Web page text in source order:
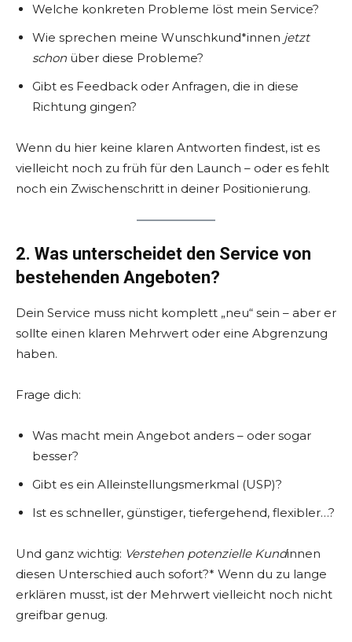
Welche konkreten Probleme löst mein Service?
Wie sprechen meine Wunschkund*innen jetzt
schon über diese Probleme?
Gibt es Feedback oder Anfragen, die in diese
Richtung gingen?
Wenn du hier keine klaren Antworten findest, ist es
vielleicht noch zu früh für den Launch – oder es fehlt
noch ein Zwischenschritt in deiner Positionierung.
2. Was unterscheidet den Service von
bestehenden Angeboten?
Dein Service muss nicht komplett „neu“ sein – aber er
sollte einen klaren Mehrwert oder eine Abgrenzung
haben.
Frage dich:
Was macht mein Angebot anders – oder sogar
besser?
Gibt es ein Alleinstellungsmerkmal (USP)?
Ist es schneller, günstiger, tiefergehend, flexibler…?
Und ganz wichtig: Verstehen potenzielle Kundinnen
diesen Unterschied auch sofort?* Wenn du zu lange
erklären musst, ist der Mehrwert vielleicht noch nicht
greifbar genug.